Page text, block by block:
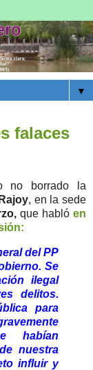
▼
falaces
no borrado la
, en la sede
que hablóen
del PP
Se
ilegal
delitos.
para
habían
nuestra
influir y